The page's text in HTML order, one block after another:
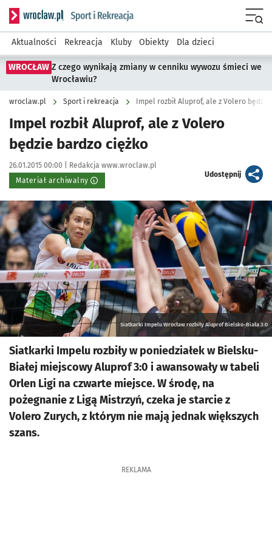
Serwis informacyjny wroclaw.pl podserwis: Sport i rekreacja
Aktualności Rekreacja Kluby Obiekty Dla dzieci
WROCŁAW Z czego wynikają zmiany w cenniku wywozu śmieci we
Wrocławiu?
wroclaw.pl Sport i rekreacja Impel rozbił Aluprof, ale z Volero
Impel rozbił Aluprof, ale z Volero
będzie bardzo ciężko
Data publikacji:
26.01.2015 00:00 | Autor:
Redakcja www.wroclaw.pl
Materiał archiwalny
Udostępnijartykuł
Kliknij, aby powiększyć
Siatkarki Impelu Wrocław rozbiły Aluprof Bielsko-Biała 3:0
Siatkarki Impelu rozbiły w poniedziałek w Bielsku-
Białej miejscowy Aluprof 3:0 i awansowały w tabeli
Orlen Ligi na czwarte miejsce. W środę, na
pożegnanie z Ligą Mistrzyń, czeka je starcie z
Volero Zurych, z którym nie mają jednak większych
szans.
REKLAMA